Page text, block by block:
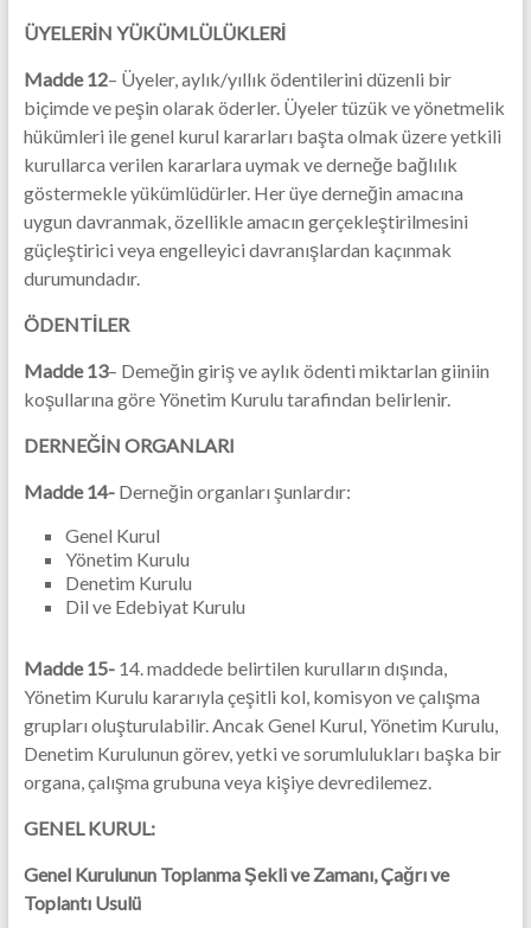
ÜYELERİN YÜKÜMLÜLÜKLERİ
Madde 12– Üyeler, aylık/yıllık ödentilerini düzenli bir
biçimde ve peşin olarak öderler. Üyeler tüzük ve yönetmelik
hükümleri ile genel kurul kararları başta olmak üzere yetkili
kurullarca verilen kararlara uymak ve derneğe bağlılık
göstermekle yükümlüdürler. Her üye derneğin amacına
uygun davranmak, özellikle amacın gerçekleştirilmesini
güçleştirici veya engelleyici davranışlardan kaçınmak
durumundadır.
ÖDENTİLER
Madde 13– Demeğin giriş ve aylık ödenti miktarlan giiniin
koşullarına göre Yönetim Kurulu tarafindan belirlenir.
DERNEĞİN ORGANLARI
Madde 14-Derneğin organları şunlardır:
Genel Kurul
Yönetim Kurulu
Denetim Kurulu
Dil ve Edebiyat Kurulu
Madde 15-14. maddede belirtilen kurulların dışında,
Yönetim Kurulu kararıyla çeşitli kol, komisyon ve çalışma
grupları oluşturulabilir. Ancak Genel Kurul, Yönetim Kurulu,
Denetim Kurulunun görev, yetki ve sorumlulukları başka bir
organa, çalışma grubuna veya kişiye devredilemez.
GENEL KURUL:
Genel Kurulunun Toplanma Şekli ve Zamanı, Çağrı ve
Toplantı Usulü